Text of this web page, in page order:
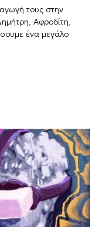
τους στην
Αφροδίτη,
ένα μεγάλο